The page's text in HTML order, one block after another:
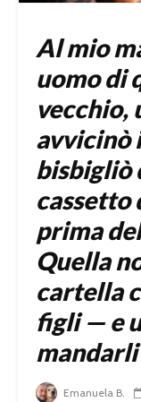
Al mio
uomo di
vecchio,
avvicinò
bisbigliò
cassetto
prima
Quella
cartella
figli — e
Emanuela B.